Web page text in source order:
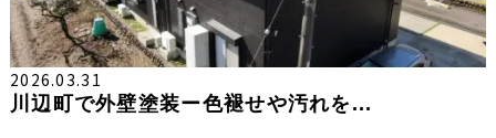
2026.03.31
川辺町で外壁塗装ー色褪せや汚れを...